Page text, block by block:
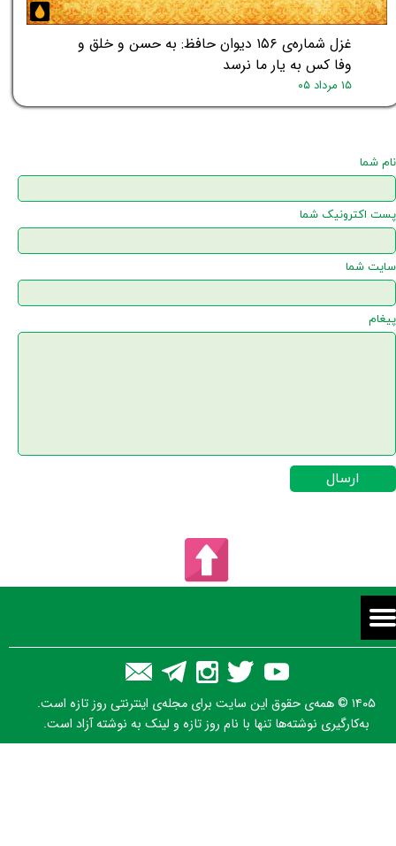
غزل شماره‌ی ۱۵۶ دیوان حافظ: به حسن و خلق و
وفا کس به یار ما نرسد
۱۵ مرداد ۰۵
نام شما
پست اکترونیک شما
سایت شما
پیغام
ارسال
۱۴۰۵ © همه‌ی حقوق این سایت برای مجله‌ی اینترنتی روز تازه است.
به‌کارگیری نوشته‌ها تنها با نام روز تازه و لینک به نوشته آزاد است.